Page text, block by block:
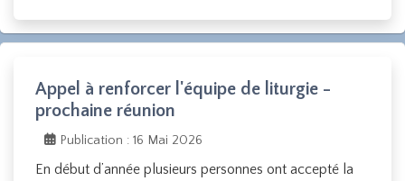
Appel à renforcer l'équipe de liturgie -
prochaine réunion
Publication : 16 Mai 2026
En début d’année plusieurs personnes ont accepté la